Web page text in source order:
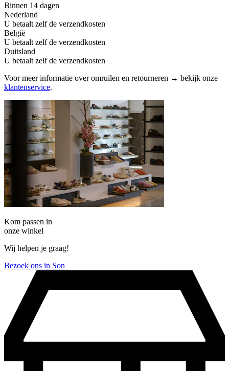
Binnen 14 dagen
Nederland
U betaalt zelf de verzendkosten
België
U betaalt zelf de verzendkosten
Duitsland
U betaalt zelf de verzendkosten
Voor meer informatie over omruilen en retourneren → bekijk onze
klantenservice.
Kom passen in
onze winkel
Wij helpen je graag!
Bezoek ons in Son